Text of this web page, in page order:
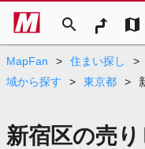
search map
MapFan > 住まい探し >
域から探す
> 東京都 >
新宿区の売